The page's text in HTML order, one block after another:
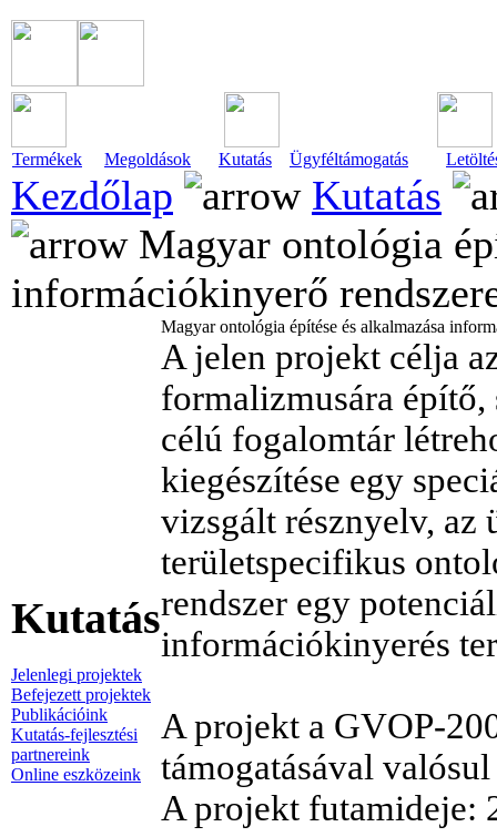
Termékek Megoldások Kutatás Ügyféltámogatás
Kezdőlap
Kutatás
Magyar ontológia
információkinyerő
Kutatás
Jelenlegi projektek
Befejezett projektek
Publikációink
Kutatás-fejlesztési
partnereink
Online eszközeink
Magyar ontológia építése és alkalmazása
A jelen projekt célja
formalizmusára
célú fogalomtár
kiegészítése egy
vizsgált résznyelv, az
területspecifikus
rendszer egy
információkinyerés
A projekt a GVOP-
támogatásával
A projekt futamideje: